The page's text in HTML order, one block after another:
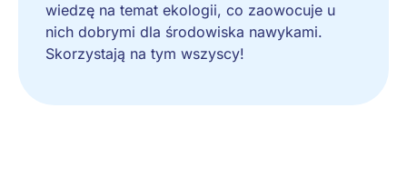
wiedzę na temat ekologii, co zaowocuje u
nich dobrymi dla środowiska nawykami.
Skorzystają na tym wszyscy!